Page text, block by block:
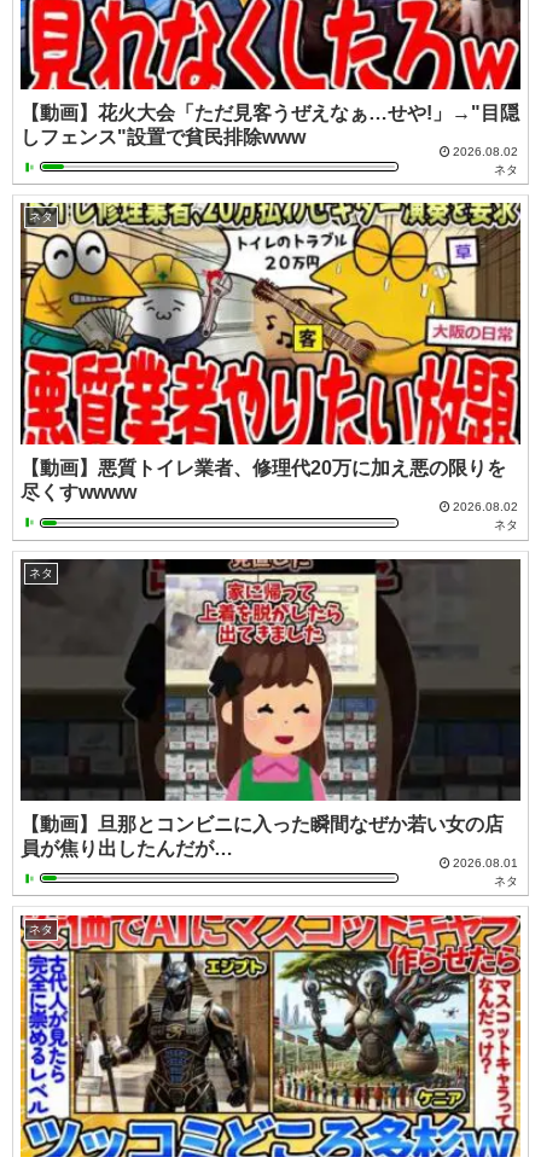
【動画】花火大会「ただ見客うぜえなぁ…せや!」→"目隠
しフェンス"設置で貧民排除www
2026.08.02
ネタ
ネタ
【動画】悪質トイレ業者、修理代20万に加え悪の限りを
尽くすwwww
2026.08.02
ネタ
ネタ
【動画】旦那とコンビニに入った瞬間なぜか若い女の店
員が焦り出したんだが…
2026.08.01
ネタ
ネタ